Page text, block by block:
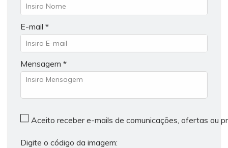
E-mail *
Mensagem *
Aceito receber e-mails de comunicações, ofertas ou
Digite o código da imagem: